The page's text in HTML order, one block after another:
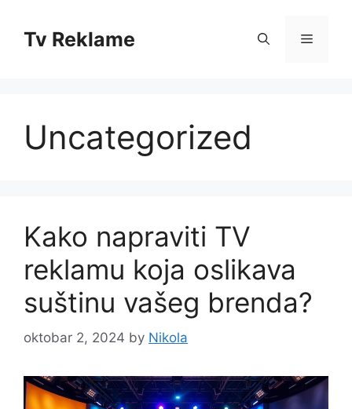
contentTv Reklame Menu
Uncategorized
Kako napraviti TV
reklamu koja oslikava
suštinu vašeg brenda?
oktobar 2, 2024 by Nikola